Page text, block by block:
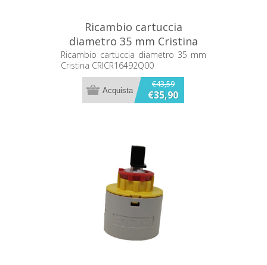
Ricambio cartuccia
diametro 35 mm Cristina
CRICR16492Q00
Ricambio cartuccia diametro 35 mm
Cristina CRICR16492Q00
€43,59
€35,90